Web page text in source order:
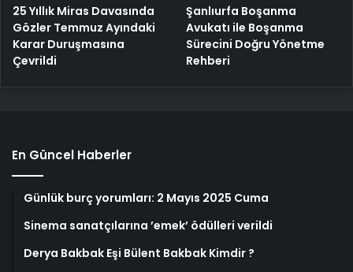
25 Yıllık Miras Davasında
Gözler Temmuz Ayındaki
Karar Duruşmasına
Çevrildi
Şanlıurfa Boşanma
Avukatı ile Boşanma
Sürecini Doğru Yönetme
Rehberi
En Güncel Haberler
Günlük burç yorumları: 2 Mayıs 2025 Cuma
Sinema sanatçılarına ’emek’ ödülleri verildi
Derya Bakbak Eşi Bülent Bakbak Kimdir ?